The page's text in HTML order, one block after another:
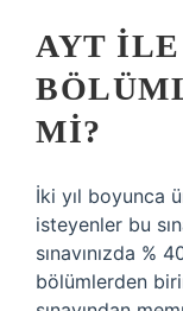
AYT
MI?
İki yıl boyunca
isteyenler bu
sınavınızda %
bölümlerden